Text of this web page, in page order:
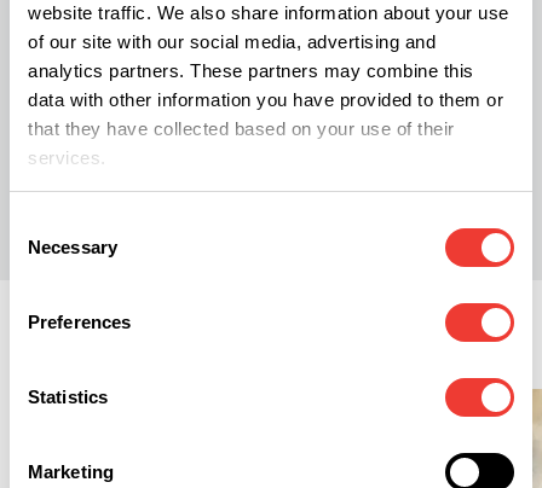
website traffic. We also share information about your use
of our site with our social media, advertising and
analytics partners. These partners may combine this
data with other information you have provided to them or
that they have collected based on your use of their
services.
Selection
Necessary
Preferences
Statistics
Marketing
como CBG, CBDV o THCV